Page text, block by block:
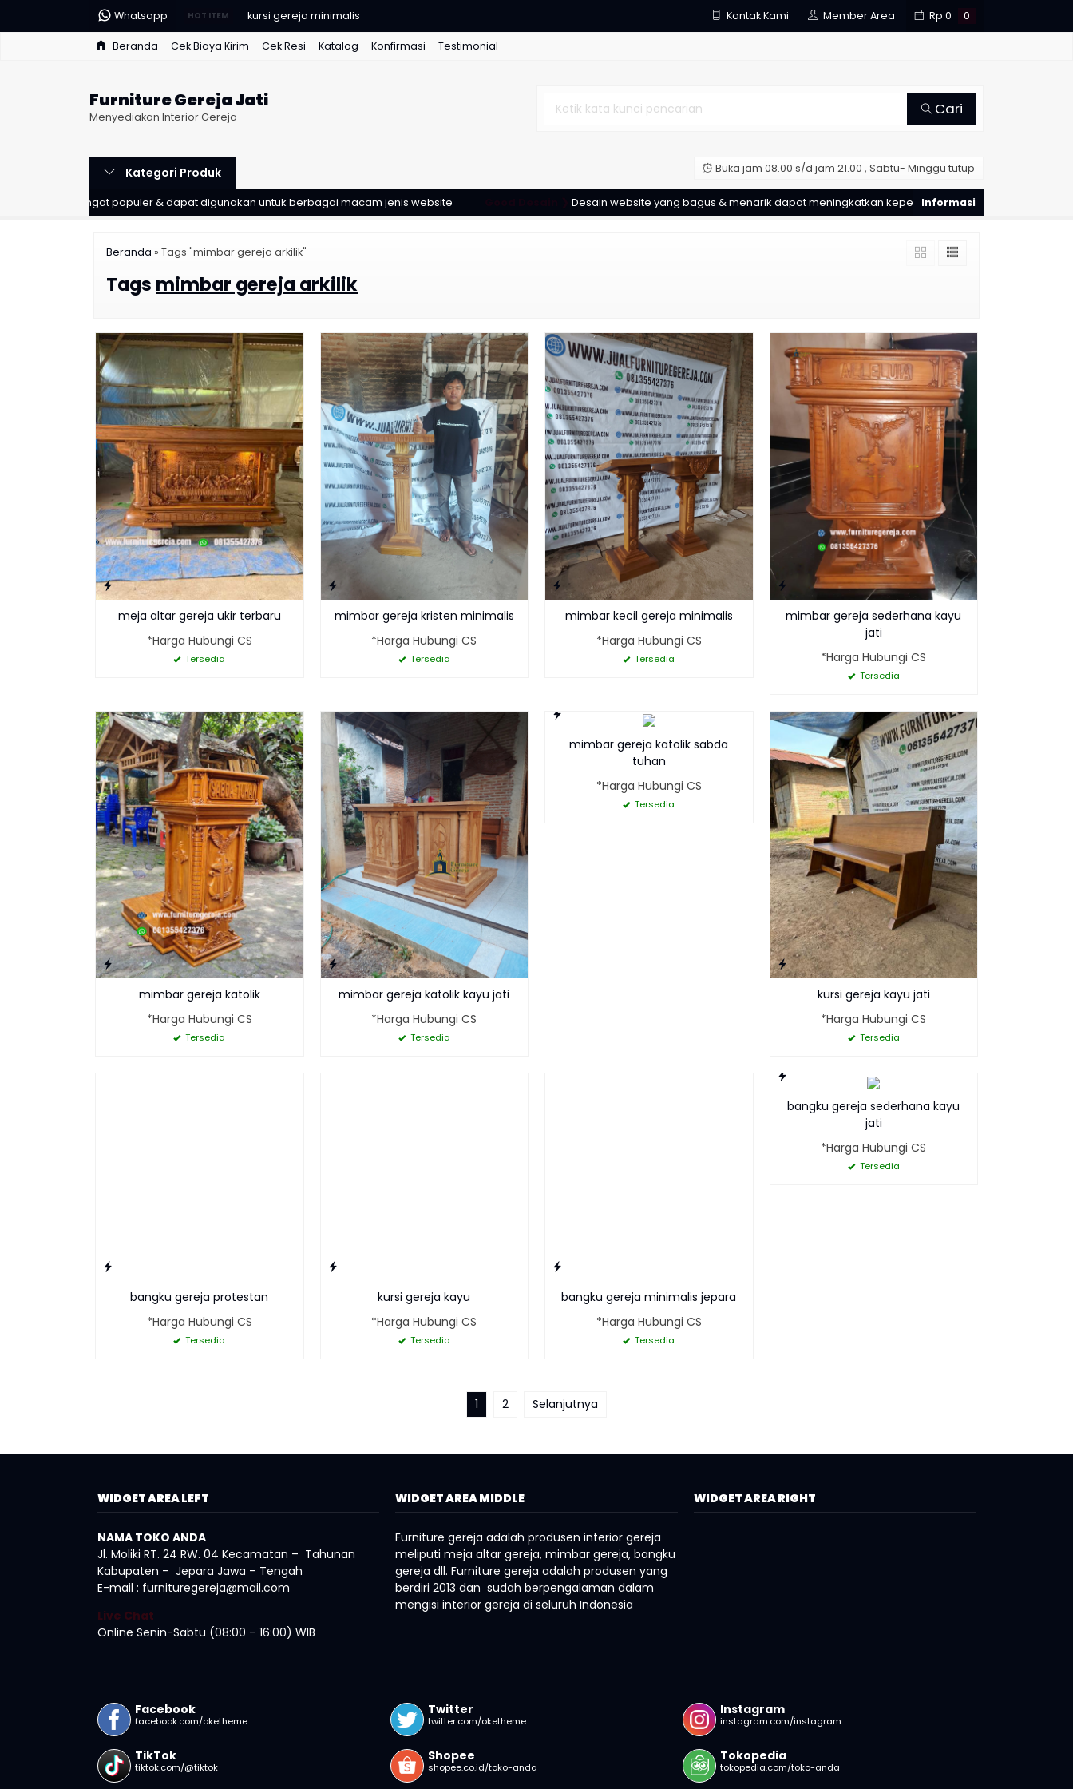
Whatsapp HOT ITEM kursi gereja minimalis
kursi gereja
mimbar gereja
Kontak Kami Member Area Rp 0 0
Beranda Cek Biaya Kirim Cek Resi Katalog Konfirmasi Testimonial
Furniture Gereja Jati
Menyediakan Interior Gereja Cari
Kategori Produk Buka jam 08.00 s/d jam 21.00 , Sabtu- Minggu tutup
yang sangat populer & dapat digunakan untuk berbagai macam jenis website Desain website yang bagus & menarik dapat meningkatkan kepercayaan pelanggan toko online
Beranda » Tags "mimbar gereja arkilik"
Tags mimbar gereja arkilik
meja altar gereja ukir terbaru
*Harga Hubungi CS
Tersedia
mimbar gereja kristen minimalis
*Harga Hubungi CS
Tersedia
mimbar kecil gereja minimalis
*Harga Hubungi CS
Tersedia
mimbar gereja sederhana kayu
jati
*Harga Hubungi CS
Tersedia
mimbar gereja katolik
*Harga Hubungi CS
Tersedia
mimbar gereja katolik kayu jati
*Harga Hubungi CS
Tersedia
mimbar gereja katolik sabda
tuhan
*Harga Hubungi CS
Tersedia
kursi gereja kayu jati
*Harga Hubungi CS
Tersedia
bangku gereja protestan
*Harga Hubungi CS
Tersedia
kursi gereja kayu
*Harga Hubungi CS
Tersedia
bangku gereja minimalis jepara
*Harga Hubungi CS
Tersedia
bangku gereja sederhana kayu
jati
*Harga Hubungi CS
Tersedia
1 2 Selanjutnya
WIDGET AREA LEFT
NAMA TOKO ANDA
Jl. Moliki RT. 24 RW. 04 Kecamatan – Tahunan
Kabupaten – Jepara Jawa – Tengah
E-mail : furnituregereja@mail.com
Live Chat
Online Senin-Sabtu (08:00 – 16:00) WIB
WIDGET AREA MIDDLE
Furniture gereja adalah produsen interior gereja
meliputi meja altar gereja, mimbar gereja, bangku
gereja dll. Furniture gereja adalah produsen yang
berdiri 2013 dan sudah berpengalaman dalam
mengisi interior gereja di seluruh Indonesia
WIDGET AREA RIGHT
Facebook
facebook.com/oketheme
Twitter
twitter.com/oketheme
Instagram
instagram.com/instagram
TikTok
tiktok.com/@tiktok
Shopee
shopee.co.id/toko-anda
Tokopedia
tokopedia.com/toko-anda